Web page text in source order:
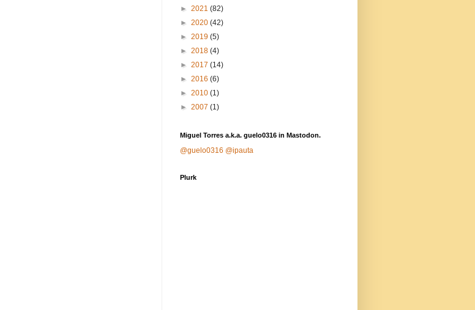
► 2021 (82)
► 2020 (42)
► 2019 (5)
► 2018 (4)
► 2017 (14)
► 2016 (6)
► 2010 (1)
► 2007 (1)
Miguel Torres a.k.a. guelo0316 in Mastodon.
@guelo0316 @ipauta
Plurk